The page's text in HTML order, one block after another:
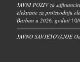
JAVNI POZIV za
elektrane za proizvodnju
Barban u 2026. godini
JAVNO SAVJETOVANJE